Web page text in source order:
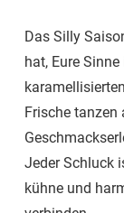
Das Silly
hat, Eure
Frische tanzen
Jeder Schluck
kühne und